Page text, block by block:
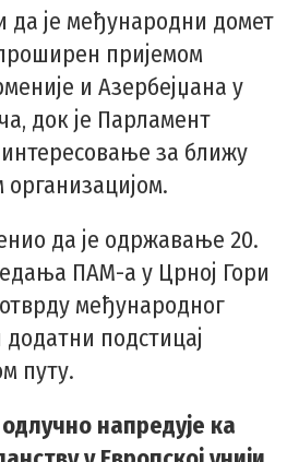
да је међународни домет
пријемом
и Азербејџана у
док је Парламент
интересовање за ближу
да је одржавање 20.
ПАМ-а у Црној Гори
међународног
подстицај
путу.
напредује ка